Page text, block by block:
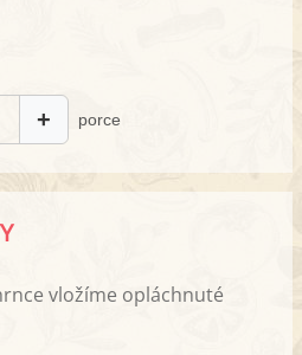
+ porce
vložíme opláchnuté